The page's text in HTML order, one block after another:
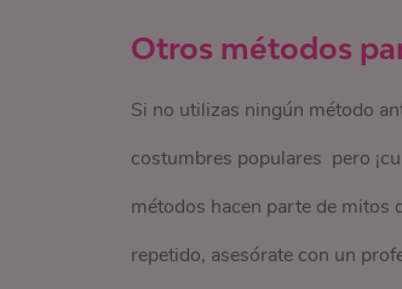
Otros métodos
Si no utilizas ningún método
costumbres populares pero
métodos hacen parte de mitos
repetido, asesórate con un